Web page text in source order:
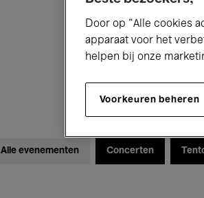
Alle evenementen Concerten
Door op “Alle cookies
apparaat voor het
helpen bij onze
Voorkeuren beheren